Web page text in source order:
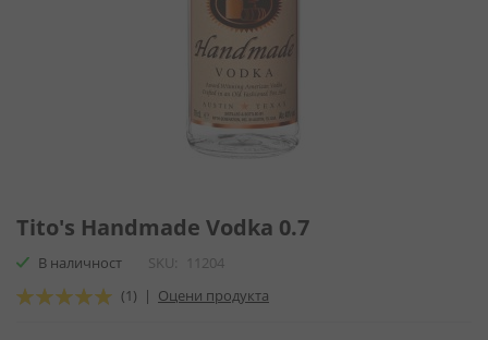
към
на
галерия
със
Tito's Handmade Vodka 0.7
В наличност SKU
11204
Оценка:
(1) | Оцени продукта